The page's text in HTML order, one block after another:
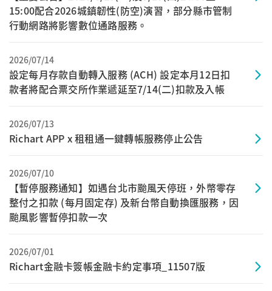
15:00配合2026城鎮韌性(防空)演習，部分縣市管制
行動網路將影響數位通路服務。
2026/07/14
設定每月存款自動轉入服務 (ACH) 設定本月12日扣
款者將配合票交所作業遞延至7/14(二)扣款及入帳
2026/07/13
Richart APP x 租租通一鍵轉帳服務停止公告
2026/07/10
【暫停服務通知】如遇台北市颱風天停班，外幣零存
整付之扣款 (每月固定存) 及新台幣自動換匯服務，因
颱風影響暫停扣款一次
2026/07/01
Richart金融卡簽帳金融卡約定事項_11507版